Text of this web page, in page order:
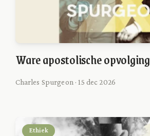
Ware apostolische opvolging
Charles Spurgeon · 15 dec 2026
Ethiek